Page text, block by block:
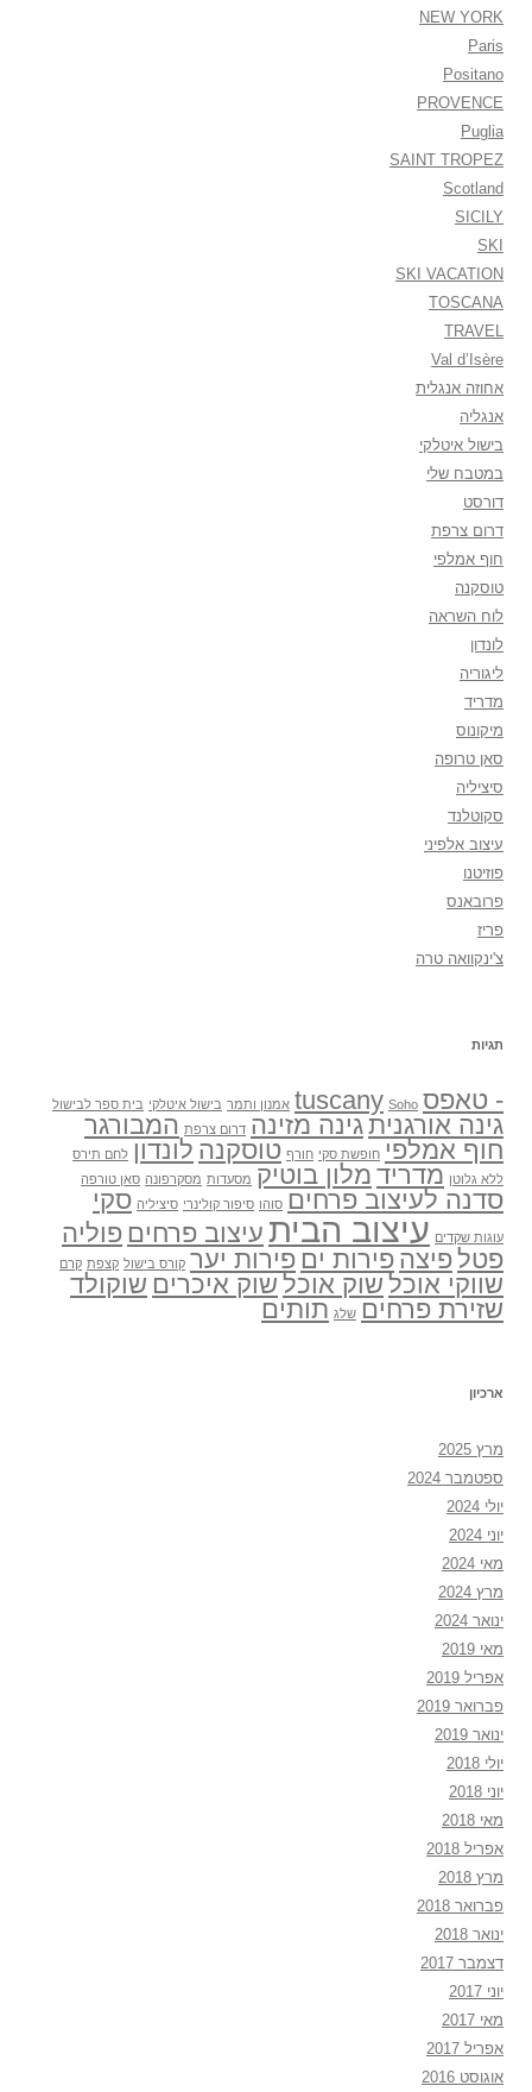
NEW YORK
Paris
Positano
PROVENCE
Puglia
SAINT TROPEZ
Scotland
SICILY
SKI
SKI VACATION
TOSCANA
TRAVEL
Val d’Isère
אחוזה אנגלית
אנגליה
בישול איטלקי
במטבח שלי
דורסט
דרום צרפת
חוף אמלפי
טוסקנה
לוח השראה
לונדון
ליגוריה
מדריד
מיקונוס
סאן טרופה
סיציליה
סקוטלנד
עיצוב אלפיני
פוזיטנו
פרובאנס
פריז
צ'ינקוואה טרה
תגיות
- טאפס Soho
tuscany אמנון ותמר בישול איטלקי בית ספר לבישול
גינה אורגניתגינה מזינה דרום צרפת המבורגר
חוף אמלפי חופשת סקי חורף טוסקנה לונדון לחם תירס
ללא גלוטן מדריד מלון בוטיק מסעדות מסקרפונה סאן טורפה
סדנה לעיצוב פרחים סוהו סיפור קולינרי סיציליה סקי
עוגות שקדים עיצוב הבית עיצוב פרחים פוליה
פטלפיצה פירות ים פירות יער קורס בישול קצפת קרם
שווקי אוכל שוק אוכל שוק איכרים שוקולד
שזירת פרחים שלג תותים
ארכיון
מרץ 2025
ספטמבר 2024
יולי 2024
יוני 2024
מאי 2024
מרץ 2024
ינואר 2024
מאי 2019
אפריל 2019
פברואר 2019
ינואר 2019
יולי 2018
יוני 2018
מאי 2018
אפריל 2018
מרץ 2018
פברואר 2018
ינואר 2018
דצמבר 2017
יוני 2017
מאי 2017
אפריל 2017
אוגוסט 2016